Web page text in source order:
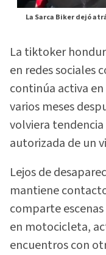
La Sarca Biker dejó
La tiktoker
en redes sociales
continúa activa
varios meses
volviera
autorizada de un
Lejos de
mantiene
comparte
en motocicleta,
encuentros con